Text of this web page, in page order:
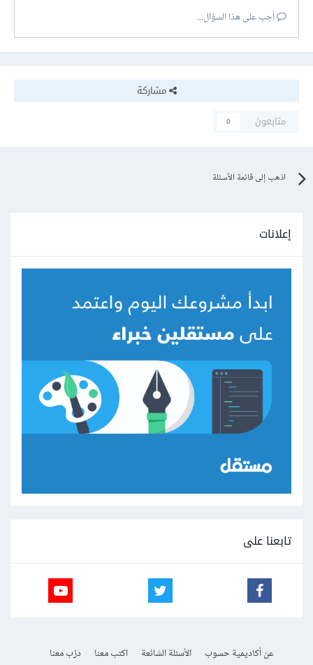
أجب على هذا السؤال...
مشاركة
متابعون
0
اذهب إلى قائمة الأسئلة
إعلانات
تابعنا على
عن أكاديمية حسوب الأسئلة الشائعة اكتب معنا
درّب معنا